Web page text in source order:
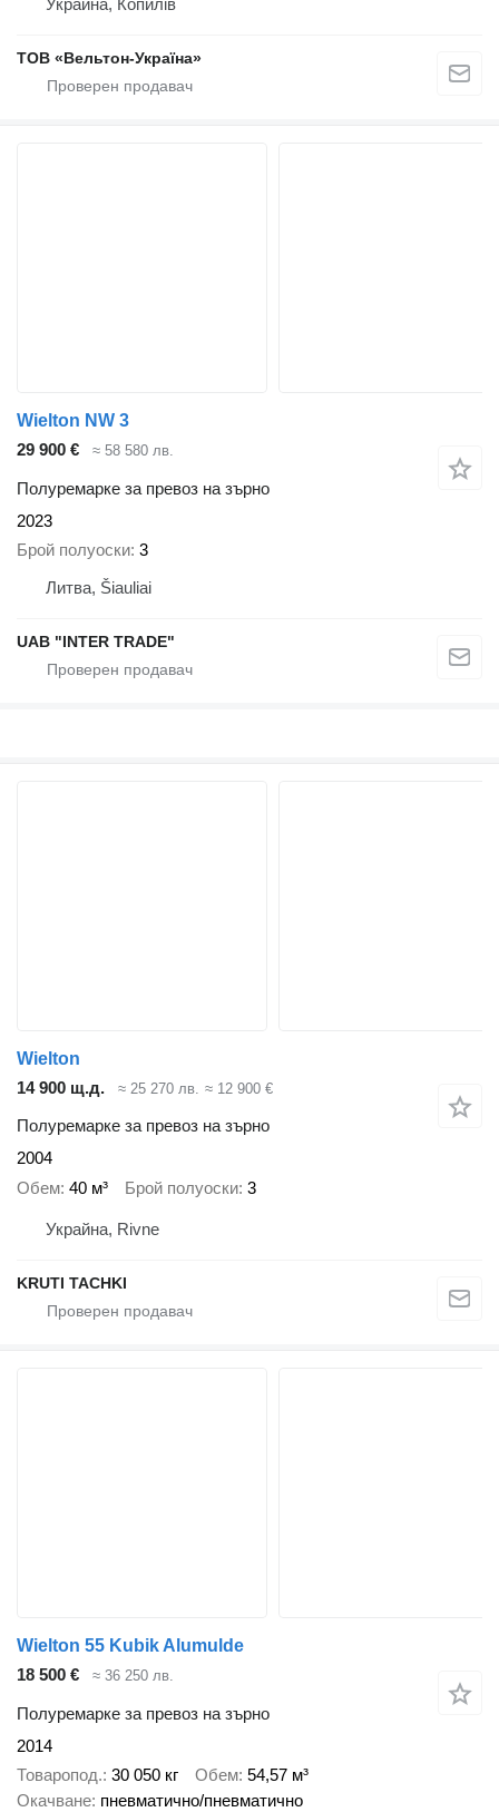
Украйна, Копилів
ТОВ «Вельтон-Україна»
Wielton NW 3
29 900 €
≈ 58 580 лв.
Полуремарке за превоз на зърно
2023
Брой полуоски 3
Литва, Šiauliai
UAB "INTER TRADE"
Wielton
14 900 щ.д.
≈ 25 270 лв. ≈ 12 900 €
Полуремарке за превоз на зърно
2004
Обем 40 м³ Брой полуоски 3
Украйна, Rivne
KRUTI TACHKI
Wielton 55 Kubik Alumulde
18 500 €
≈ 36 250 лв.
Полуремарке за превоз на зърно
2014
Товаропод. 30 050 кг Обем 54,57 м³
Окачване пневматично/пневматично